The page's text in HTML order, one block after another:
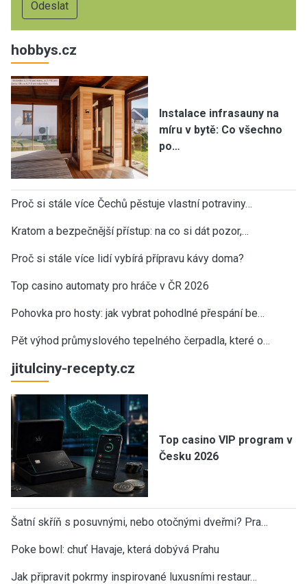
hobbys.cz
Instalace infrasauny na
míru v bytě: Co všechno
po…
Proč si stále více Čechů pěstuje vlastní potraviny…
Kratom a bezpečnější přístup: na co si dát pozor,…
Proč si stále více lidí vybírá přípravu kávy doma?
Top casino automaty pro hráče v ČR 2026
Pohovka pro hosty: jak vybrat pohodlné přespání be…
Pět výhod průmyslového tepelného čerpadla, které o…
jitulciny-recepty.cz
Top casino VIP program v
Česku 2026
Šatní skříň s posuvnými, nebo otočnými dveřmi? Pra…
Poke bowl: chuť Havaje, která dobývá Prahu
Jak připravit pokrmy inspirované luxusními restaur…